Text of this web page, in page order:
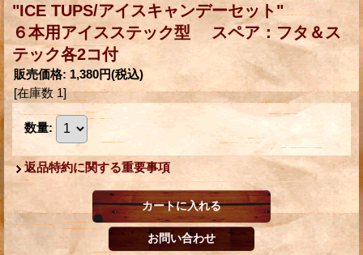
"ICE TUPS/アイスキャンデーセット"
６本用アイスステック型 スペア：フタ＆ス
テック各2コ付
販売価格: 1,380円(税込)
[在庫数 1]
数量:
返品特約に関する重要事項